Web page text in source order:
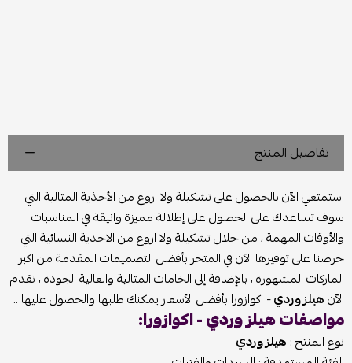
تفاصيل المنتج
استمتعي الآن بالحصول على تشكيلة ولا اروع من الأحذية المثالية التي
سوف تساعدك على الحصول على إطلالة مميزة وانيقة في المناسبات
والأوقات المهمة ، من خلال تشكيلة ولا اروع من الاحذية النسائية التي
حرصنا على توفيرها الآن في المتجر بأفضل التصميمات المقدمة من اكبر
الماركات المشهورة ، بالإضافة إلى الخامات المثالية والعالية الجودة ، نقدم
الآنهيلز وردي- اكوازورا بأفضل الأسعار يمكنك طلبها والحصول عليها ..
مواصفات هيلز وردي - اكوازورا:
نوع المنتج : هيلز وردي